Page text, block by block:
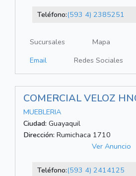
Teléfono:(593 4) 2385251
Sucursales Mapa
Email
Redes Sociales
COMERCIAL VELOZ
MUEBLERIA
Ciudad: Guayaquil
Dirección: Rumichaca 1710
Ver Anuncio
Teléfono:(593 4) 2414125